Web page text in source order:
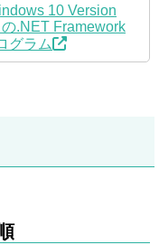
10 Version
.NET Framework
グラム